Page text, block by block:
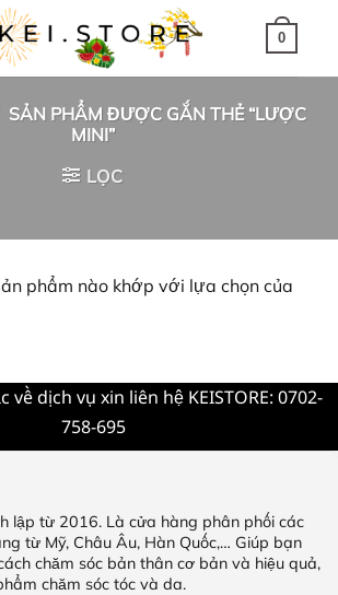
0
SẢN PHẨM ĐƯỢC GẮN THẺ “LƯỢC
MINI”
LỌC
phẩm nào khớp với lựa chọn của
về dịch vụ xin liên hệ KEISTORE: 0702-
758-695
lập từ 2016. Là cửa hàng phân phối các
từ Mỹ, Châu Âu, Hàn Quốc,… Giúp bạn
chăm sóc bản thân cơ bản và hiệu quả,
chăm sóc tóc và da.